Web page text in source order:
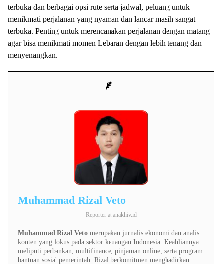
terbuka dan berbagai opsi rute serta jadwal, peluang untuk
menikmati perjalanan yang nyaman dan lancar masih sangat
terbuka. Penting untuk merencanakan perjalanan dengan matang
agar bisa menikmati momen Lebaran dengan lebih tenang dan
menyenangkan.
Muhammad Rizal Veto
Reporter at anakhiv.id
Muhammad Rizal Veto merupakan jurnalis ekonomi dan analis
konten yang fokus pada sektor keuangan Indonesia. Keahliannya
meliputi perbankan, multifinance, pinjaman online, serta program
bantuan sosial pemerintah. Rizal berkomitmen menghadirkan